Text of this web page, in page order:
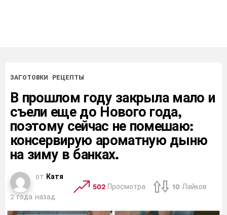
ЗАГОТОВКИ РЕЦЕПТЫ
В прошлом году закрыла мало и
съели еще до Нового года,
поэтому сейчас не помешаю:
консервирую ароматную дыню
на зиму в банках.
от Катя
2 года назад
502 Просмотра 10 Лайков